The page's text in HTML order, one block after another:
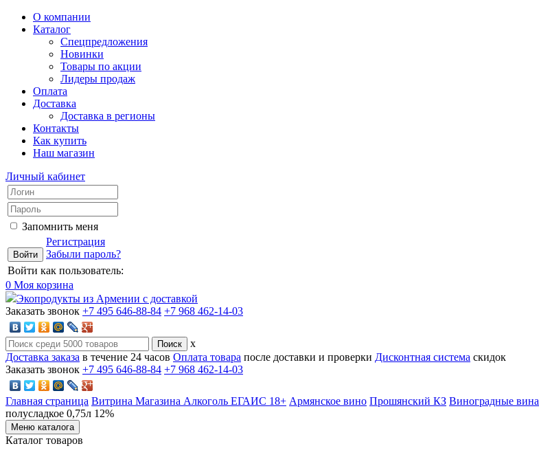
О компании
Каталог
Спецпредложения
Новинки
Товары по акции
Лидеры продаж
Оплата
Доставка
Доставка в регионы
Контакты
Как купить
Наш магазин
Личный кабинет
Запомнить меня
Регистрация
Забыли пароль?
Войти как пользователь:
0 Моя корзина
Экопродукты из Армении с доставкой
Заказать звонок +7 495 646-88-84 +7 968 462-14-03
x
Доставка заказа в течение 24 часов Оплата товара после доставки и проверки Дисконтная система скидок
Заказать звонок +7 495 646-88-84 +7 968 462-14-03
Главная страница Витрина Магазина Алкоголь ЕГАИС 18+ Армянское вино Прошянский КЗ Виноградные вина
полусладкое 0,75л 12%
Меню каталога
Каталог товаров